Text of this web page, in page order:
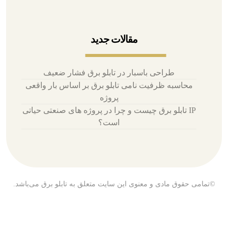
مقالات جدید
طراحی باسبار در تابلو برق فشار ضعیف
محاسبه ظرفیت نامی تابلو برق بر اساس بار واقعی
پروژه
IP تابلو برق چیست و چرا در پروژه های صنعتی حیاتی
است؟
©تمامی حقوق مادی و معنوی این سایت متعلق به تابلو برق می‌باشد.